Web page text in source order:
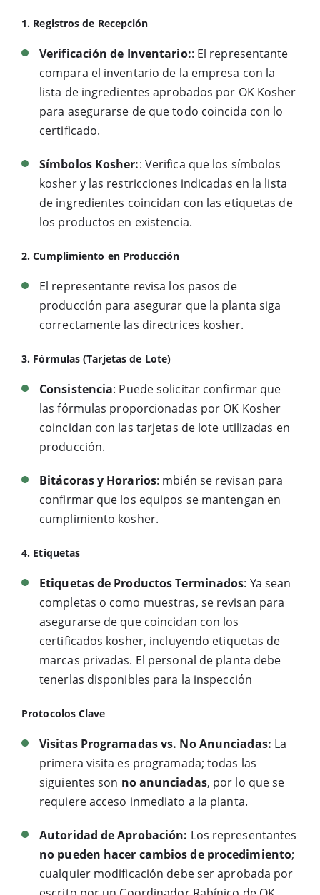
1. Registros de Recepción
Verificación de Inventario:: El representante
compara el inventario de la empresa con la
lista de ingredientes aprobados por OK Kosher
para asegurarse de que todo coincida con lo
certificado.
Símbolos Kosher:: Verifica que los símbolos
kosher y las restricciones indicadas en la lista
de ingredientes coincidan con las etiquetas de
los productos en existencia.
2. Cumplimiento en Producción
El representante revisa los pasos de
producción para asegurar que la planta siga
correctamente las directrices kosher.
3. Fórmulas (Tarjetas de Lote)
Consistencia: Puede solicitar confirmar que
las fórmulas proporcionadas por OK Kosher
coincidan con las tarjetas de lote utilizadas en
producción.
Bitácoras y Horarios: mbién se revisan para
confirmar que los equipos se mantengan en
cumplimiento kosher.
4. Etiquetas
Etiquetas de Productos Terminados: Ya sean
completas o como muestras, se revisan para
asegurarse de que coincidan con los
certificados kosher, incluyendo etiquetas de
marcas privadas. El personal de planta debe
tenerlas disponibles para la inspección
Protocolos Clave
Visitas Programadas vs. No Anunciadas: La
primera visita es programada; todas las
siguientes son no anunciadas, por lo que se
requiere acceso inmediato a la planta.
Autoridad de Aprobación: Los representantes
no pueden hacer cambios de procedimiento;
cualquier modificación debe ser aprobada por